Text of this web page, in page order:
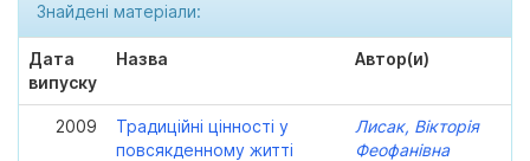
Знайдені матеріали:
Дата
випуску
Назва Автор(и)
2009
Традиційні цінності у
повсякденному житті
Лисак, Вікторія
Феофанівна